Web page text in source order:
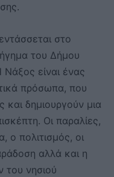
στο
του Δήμου
είναι ένας
πρόσωπα, που
και δημιουργούν μια
Οι παραλίες,
ο πολιτισμός, οι
αλλά και η
νησιού